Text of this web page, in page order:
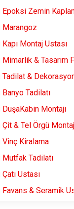
Epoksi Zemin
Marangoz
Montaj Ustası
& Tasarım
&
Tadilatı
Montajı
& Tel Örgü
Kiralama
Tadilatı
Ustası
& Seramik